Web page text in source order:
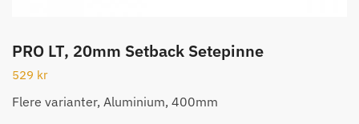
PRO LT, 20mm Setback Setepinne
529 kr
Flere varianter, Aluminium, 400mm